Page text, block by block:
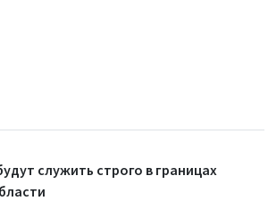
служить строго в границах